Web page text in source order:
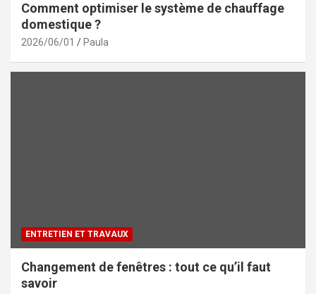
Comment optimiser le système de chauffage
domestique ?
2026/06/01 Paula
ENTRETIEN ET TRAVAUX
Changement de fenêtres : tout ce qu’il faut
savoir